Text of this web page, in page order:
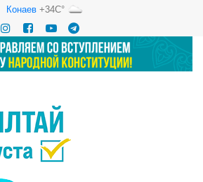
Конаев+34C°